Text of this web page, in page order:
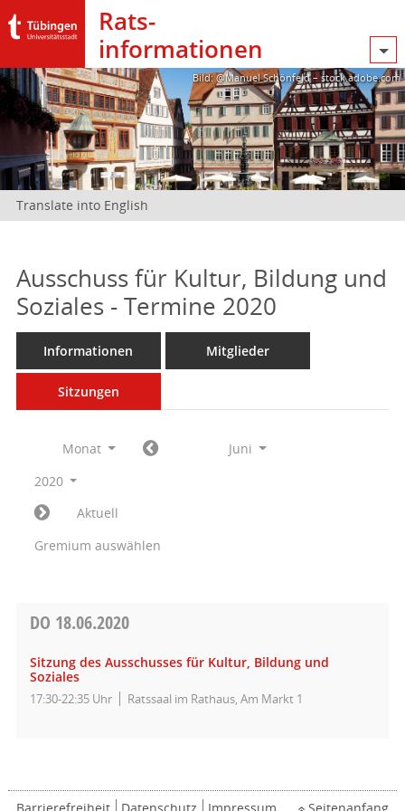
Rats­
informationen
Bild: @Manuel Schönfeld – stock.adobe.com
Translate into English
Ausschuss für Kultur, Bildung und
Soziales - Termine 2020
Informationen Mitglieder
Sitzungen
Monat
Juni
2020
Aktuell
Gremium auswählen
DO 18.06.2020
Sitzung des Ausschusses für Kultur, Bildung und
Soziales
17:30-22:35 Uhr Ratssaal im Rathaus, Am Markt 1